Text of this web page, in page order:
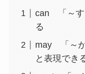
can 「～す
る
may 「～か
と表現でき